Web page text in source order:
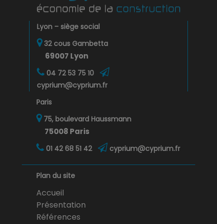
Lyon – siège social
32 cous Gambetta
69007 Lyon
04 72 53 75 10
cyprium@cyprium.fr
Paris
75, boulevard Haussmann
75008 Paris
01 42 68 51 42 cyprium@cyprium.fr
Plan du site
Accueil
Présentation
Références